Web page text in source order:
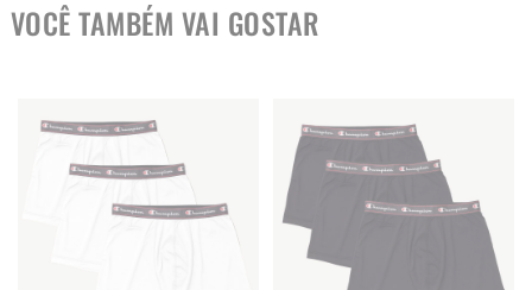
VOCÊ TAMBÉM VAI GOSTAR